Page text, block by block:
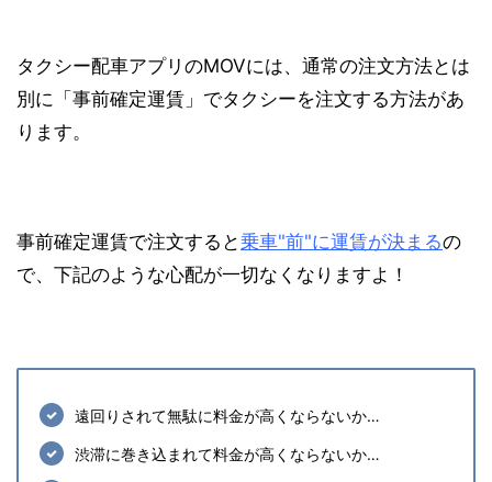
タクシー配車アプリのMOVには、通常の注文方法とは
別に 「事前確定運賃」でタクシーを注文する方法があ
ります。
事前確定運賃で注文すると乗車"前"に運賃が決まるの
で、下記のような心配が一切なくなりますよ！
遠回りされて無駄に料金が高くならないか…
渋滞に巻き込まれて料金が高くならないか…